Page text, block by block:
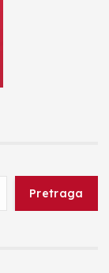
Pretraga